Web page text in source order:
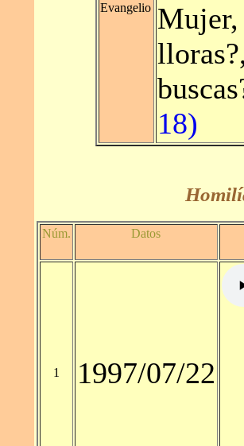
Evangelio Mujer,
18)
Núm. Datos
1 1997/07/22